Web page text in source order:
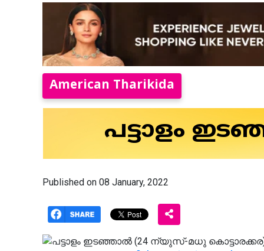
American Tharikida
പട്ടാളം
Published on 08 January, 2022